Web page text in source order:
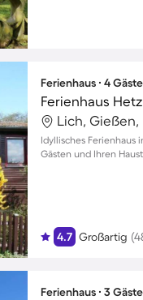
Ferienhaus ∙ 4
Ferienhaus
Lich,
Idyllisches Ferienhaus
Gästen und Ihren
4.7 Großartig
Ferienhaus ∙ 3